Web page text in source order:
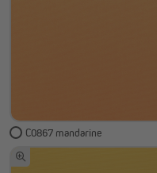
C0867 mandarine